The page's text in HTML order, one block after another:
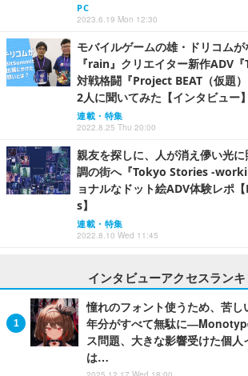
PC
2023.6.19 Mon 12:30
モバイルゲームの雄・ドリコム
『rain』クリエイター新作ADV
対戦格闘『Project BEAT（仮題
2人に聞いてみた【インタビュー】
連載・特集
2022.8.25 Thu 20:00
親友を探しに、人が消え儚い光
調の街へ『Tokyo Stories -
ョナルなドット絵ADV体験レポ
s】
連載・特集
2022.8.10 Wed 11:45
インタビューアクセスラン
憧れのフォント使うため、苦し
年分がすべて無駄に
ス問題、大きな影響受けた個人
は…